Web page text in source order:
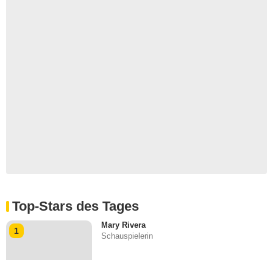
Top-Stars des Tages
1
Mary Rivera
Schauspielerin